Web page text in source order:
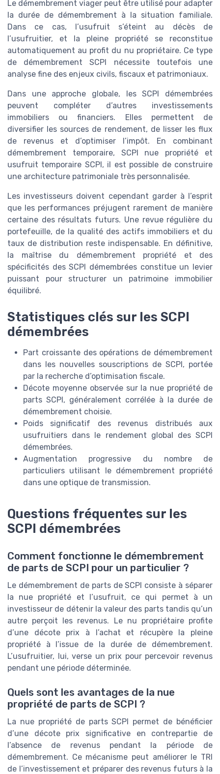
Le démembrement viager peut être utilisé pour adapter
la durée de démembrement à la situation familiale.
Dans ce cas, l’usufruit s’éteint au décès de
l’usufruitier, et la pleine propriété se reconstitue
automatiquement au profit du nu propriétaire. Ce type
de démembrement SCPI nécessite toutefois une
analyse fine des enjeux civils, fiscaux et patrimoniaux.
Dans une approche globale, les SCPI démembrées
peuvent compléter d’autres investissements
immobiliers ou financiers. Elles permettent de
diversifier les sources de rendement, de lisser les flux
de revenus et d’optimiser l’impôt. En combinant
démembrement temporaire, SCPI nue propriété et
usufruit temporaire SCPI, il est possible de construire
une architecture patrimoniale très personnalisée.
Les investisseurs doivent cependant garder à l’esprit
que les performances préjugent rarement de manière
certaine des résultats futurs. Une revue régulière du
portefeuille, de la qualité des actifs immobiliers et du
taux de distribution reste indispensable. En définitive,
la maîtrise du démembrement propriété et des
spécificités des SCPI démembrées constitue un levier
puissant pour structurer un patrimoine immobilier
équilibré.
Statistiques clés sur les SCPI
démembrées
Part croissante des opérations de démembrement
dans les nouvelles souscriptions de SCPI, portée
par la recherche d’optimisation fiscale.
Décote moyenne observée sur la nue propriété de
parts SCPI, généralement corrélée à la durée de
démembrement choisie.
Poids significatif des revenus distribués aux
usufruitiers dans le rendement global des SCPI
démembrées.
Augmentation progressive du nombre de
particuliers utilisant le démembrement propriété
dans une optique de transmission.
Questions fréquentes sur les
SCPI démembrées
Comment fonctionne le démembrement
de parts de SCPI pour un particulier ?
Le démembrement de parts de SCPI consiste à séparer
la nue propriété et l’usufruit, ce qui permet à un
investisseur de détenir la valeur des parts tandis qu’un
autre perçoit les revenus. Le nu propriétaire profite
d’une décote prix à l’achat et récupère la pleine
propriété à l’issue de la durée de démembrement.
L’usufruitier, lui, verse un prix pour percevoir revenus
pendant une période déterminée.
Quels sont les avantages de la nue
propriété de parts de SCPI ?
La nue propriété de parts SCPI permet de bénéficier
d’une décote prix significative en contrepartie de
l’absence de revenus pendant la période de
démembrement. Ce mécanisme peut améliorer le TRI
de l’investissement et préparer des revenus futurs à la